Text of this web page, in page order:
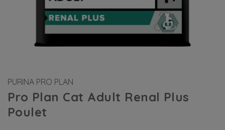
PURINA PRO PLAN
Pro Plan Cat Adult Renal Plus
Poulet